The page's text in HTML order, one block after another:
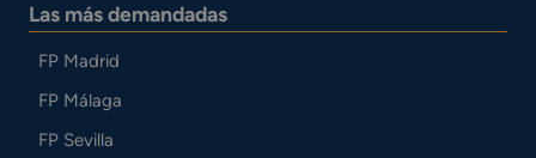
Las más demandadas
FP Madrid
FP Málaga
FP Sevilla